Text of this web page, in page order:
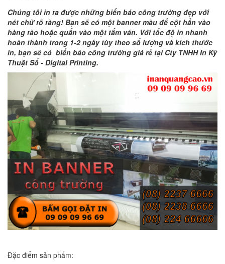
Chúng tôi in ra được những biển báo công trường đẹp với
nét chữ rõ ràng! Bạn sẽ có một banner màu để cột hẳn vào
hàng rào hoặc quấn vào một tấm ván. Với tốc độ in nhanh
hoàn thành trong 1-2 ngày tùy theo số lượng và kích thước
in, bạn sẽ có biển báo công trường giá rẻ tại Cty TNHH In Kỹ
Thuật Số - Digital Printing.
Đặc điểm sản phẩm: